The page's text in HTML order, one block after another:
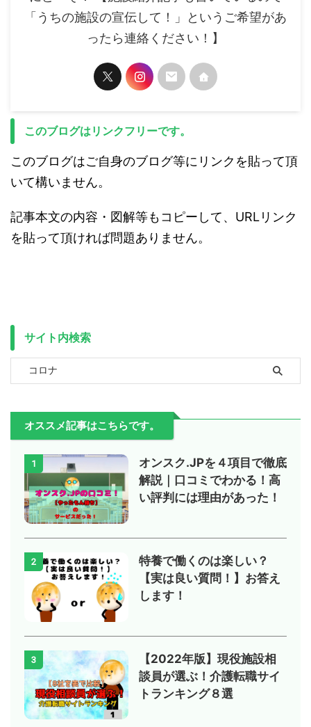
「うちの施設の宣伝して！」というご希望があ
ったら連絡ください！】
このブログはリンクフリーです。
このブログはご自身のブログ等にリンクを貼って頂
いて構いません。
記事本文の内容・図解等もコピーして、URLリンク
を貼って頂ければ問題ありません。
サイト内検索
オススメ記事はこちらです。
1
オンスク.JPを４項目で徹底
解説｜口コミでわかる！高
い評判には理由があった！
2
特養で働くのは楽しい？
【実は良い質問！】お答え
します！
3
【2022年版】現役施設相
談員が選ぶ！介護転職サイ
トランキング８選